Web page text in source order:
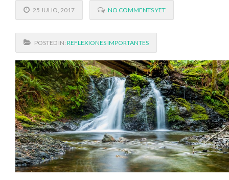
25 JULIO, 2017 NO COMMENTS YET
POSTED IN: REFLEXIONES IMPORTANTES